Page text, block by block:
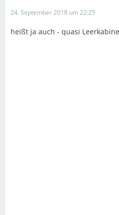
24. September 2018 um 22:25
heißt ja auch - quasi Leerkabine